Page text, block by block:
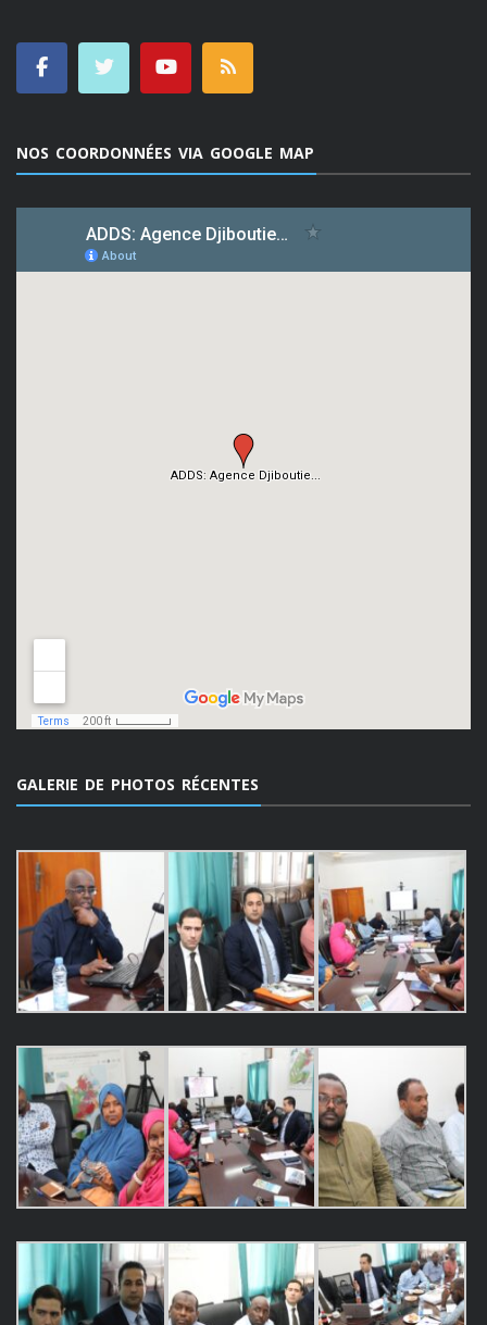
NOS COORDONNÉES VIA GOOGLE MAP
GALERIE DE PHOTOS RÉCENTES